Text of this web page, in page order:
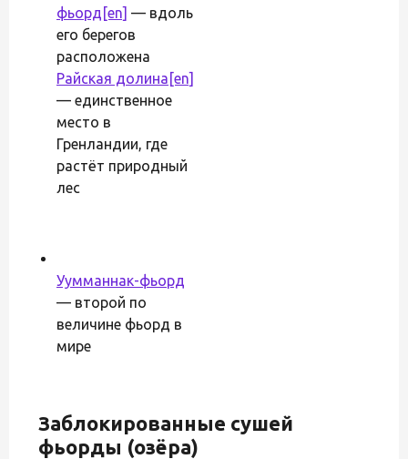
фьорд [en] — вдоль
его берегов
расположена
Райская долина [en]
— единственное
место в
Гренландии, где
растёт природный
лес
Уумманнак-фьорд
— второй по
величине фьорд в
мире
Заблокированные сушей
фьорды (озёра)